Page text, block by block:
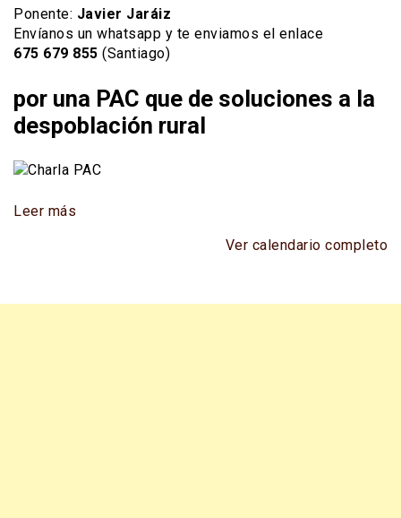
la
despoblación
rural
Ponente: Javier Jaráiz
Envíanos un whatsapp y te enviamos el enlace
675 679 855 (Santiago)
por una PAC que de soluciones a la
despoblación rural
Leer más
Ver calendario completo